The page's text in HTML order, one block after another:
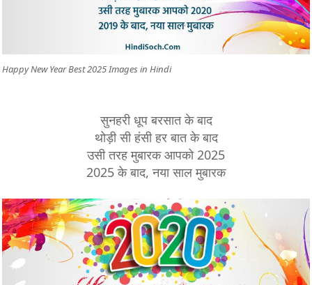
Happy New Year Best 2025 Images in Hindi
सुनहरी धूप बरसात के बाद
थोड़ी सी हंसी हर बात के बाद
उसी तरह मुबारक आपको 2025
2025 के बाद, नया साल मुबारक